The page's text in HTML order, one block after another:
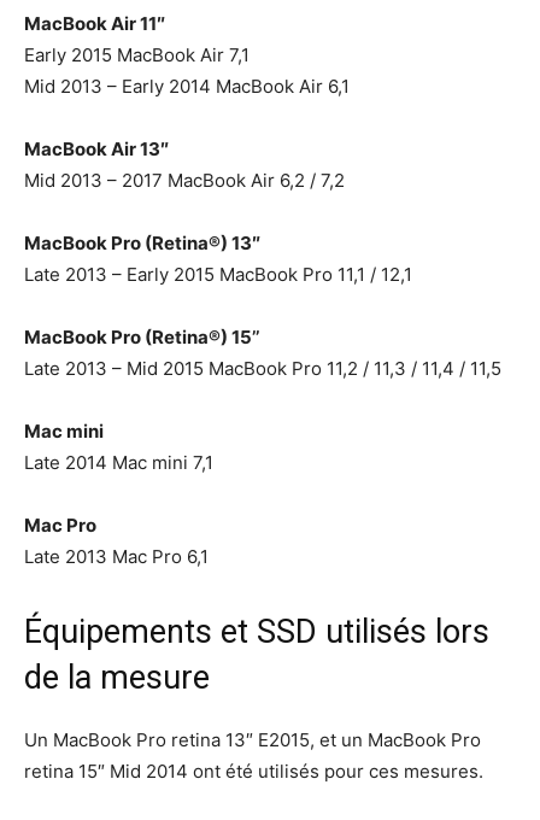
MacBook Air 11″
Early 2015 MacBook Air 7,1
Mid 2013 – Early 2014 MacBook Air 6,1
MacBook Air 13″
Mid 2013 – 2017 MacBook Air 6,2 / 7,2
MacBook Pro (Retina®) 13″
Late 2013 – Early 2015 MacBook Pro 11,1 / 12,1
MacBook Pro (Retina®) 15’’
Late 2013 – Mid 2015 MacBook Pro 11,2 / 11,3 / 11,4 / 11,5
Mac mini
Late 2014 Mac mini 7,1
Mac Pro
Late 2013 Mac Pro 6,1
Équipements et SSD utilisés lors
de la mesure
Un MacBook Pro retina 13″ E2015, et un MacBook Pro
retina 15″ Mid 2014 ont été utilisés pour ces mesures.